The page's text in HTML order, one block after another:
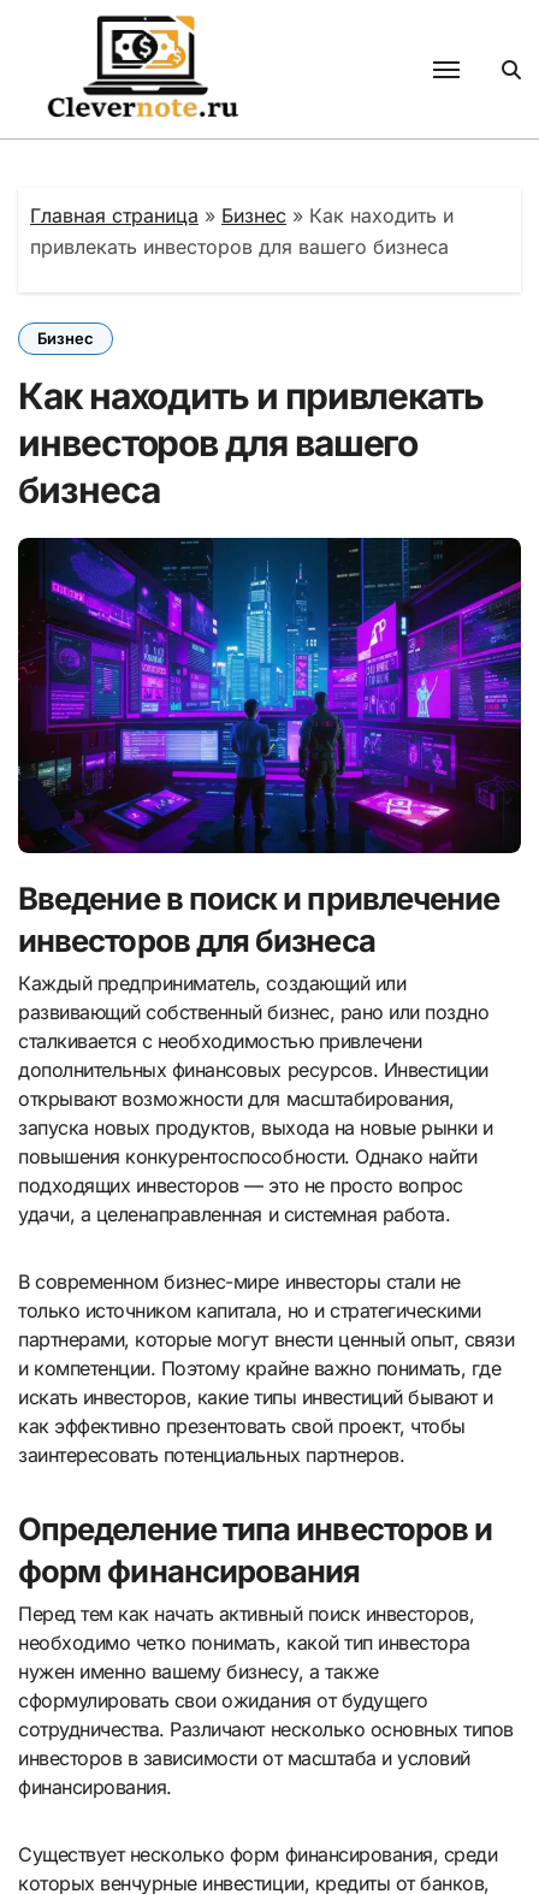
содержанию
Главная страница » Бизнес » Как находить и
привлекать инвесторов для вашего бизнеса
Бизнес
Как находить и привлекать
инвесторов для вашего
бизнеса
Введение в поиск и привлечение
инвесторов для бизнеса
Каждый предприниматель, создающий или
развивающий собственный бизнес, рано или поздно
сталкивается с необходимостью привлечени
дополнительных финансовых ресурсов. Инвестиции
открывают возможности для масштабирования,
запуска новых продуктов, выхода на новые рынки и
повышения конкурентоспособности. Однако найти
подходящих инвесторов — это не просто вопрос
удачи, а целенаправленная и системная работа.
В современном бизнес-мире инвесторы стали не
только источником капитала, но и стратегическими
партнерами, которые могут внести ценный опыт, связи
и компетенции. Поэтому крайне важно понимать, где
искать инвесторов, какие типы инвестиций бывают и
как эффективно презентовать свой проект, чтобы
заинтересовать потенциальных партнеров.
Определение типа инвесторов и
форм финансирования
Перед тем как начать активный поиск инвесторов,
необходимо четко понимать, какой тип инвестора
нужен именно вашему бизнесу, а также
сформулировать свои ожидания от будущего
сотрудничества. Различают несколько основных типов
инвесторов в зависимости от масштаба и условий
финансирования.
Существует несколько форм финансирования, среди
которых венчурные инвестиции, кредиты от банков,